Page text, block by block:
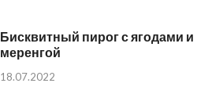
Бисквитный пирог с ягодами и
меренгой
18.07.2022